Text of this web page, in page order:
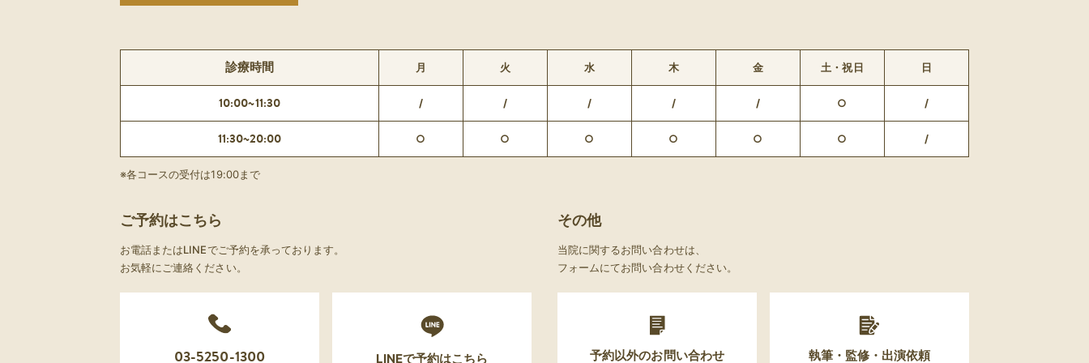
診療時間 月 火 水 木 金 土・祝日 日
10:00~11:30 / / / / / ○ /
11:30~20:00 ○ ○ ○ ○ ○ ○ /
※各コースの受付は19:00まで
ご予約はこちら
お電話またはLINEでご予約を承っております。
お気軽にご連絡ください。
03-5250-1300 LINEで予約はこちら
その他
当院に関するお問い合わせは、
フォームにてお問い合わせください。
予約以外のお問い合わせ 執筆・監修・出演依頼